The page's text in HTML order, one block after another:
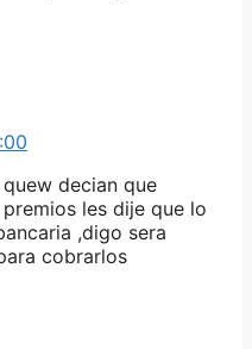
decian que
les dije que lo
,digo sera
cobrarlos